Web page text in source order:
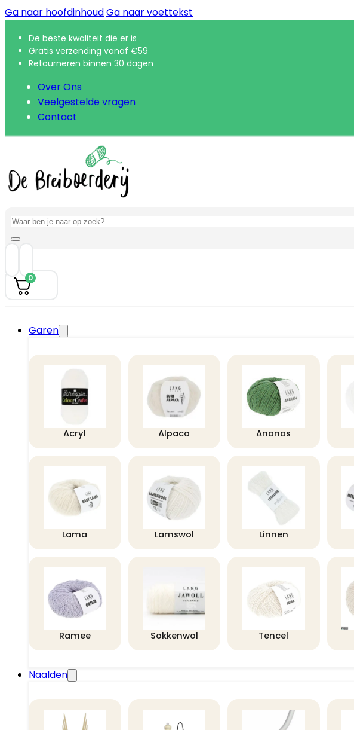
Ga naar hoofdinhoudGa naar voettekst
De beste kwaliteit die er is
Gratis verzending vanaf €59
Retourneren binnen 30 dagen
Over Ons
Veelgestelde vragen
Contact
Zoeken
0
Garen
Acryl Alpaca Ananas
Lama Lamswol Linnen
Ramee Sokkenwol Tencel
Naalden